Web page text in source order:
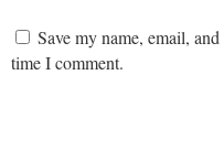
Save my name, email,
time I comment.